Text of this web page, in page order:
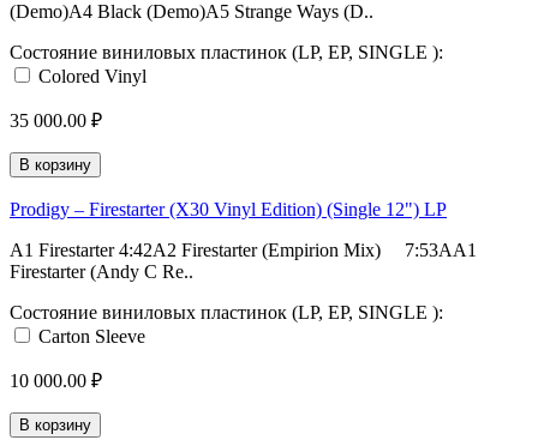
(Demo)A4 Black (Demo)A5 Strange Ways (D..
Состояние виниловых пластинок (LP, EP, SINGLE ):
Colored Vinyl
35 000.00 ₽
В корзину
Prodigy ‎– Firestarter (X30 Vinyl Edition) (Single 12") LP
A1 Firestarter 4:42A2 Firestarter (Empirion Mix) 7:53AA1
Firestarter (Andy C Re..
Состояние виниловых пластинок (LP, EP, SINGLE ):
Carton Sleeve
10 000.00 ₽
В корзину